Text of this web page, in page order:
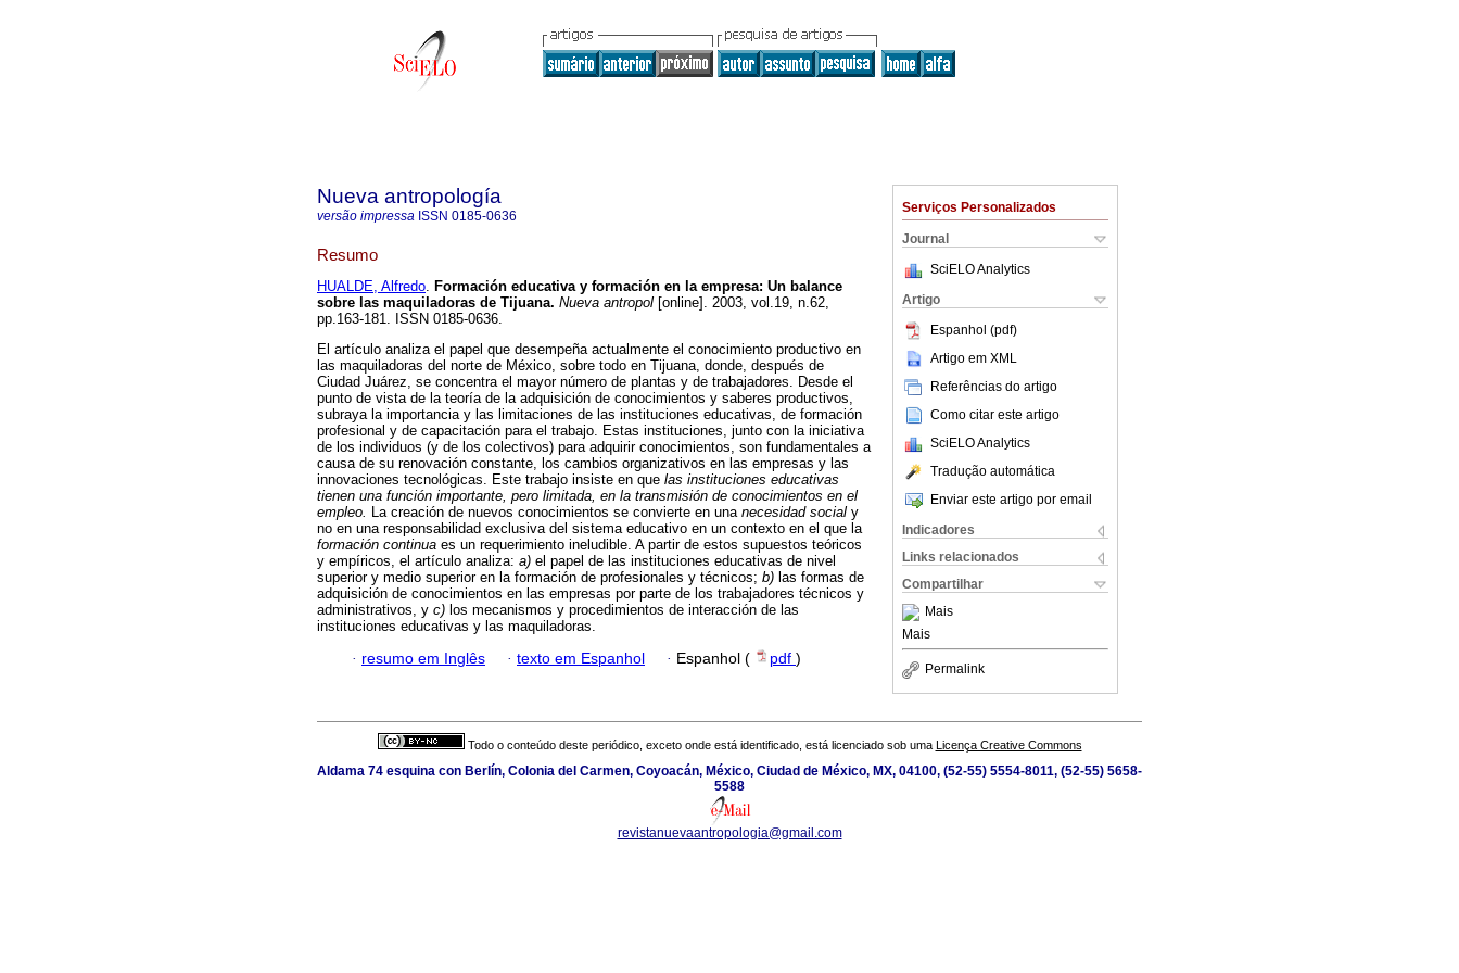
Serviços Personalizados
Journal
SciELO Analytics
Artigo
Espanhol (pdf)
Artigo em XML
Referências do artigo
Como citar este artigo
SciELO Analytics
Tradução automática
Enviar este artigo por email
Indicadores
Links relacionados
Compartilhar
Mais
Mais
Permalink
Nueva antropología
versão impressa ISSN 0185-0636
Resumo
HUALDE, Alfredo. Formación educativa y formación en la empresa: Un balance
sobre las maquiladoras de Tijuana. Nueva antropol [online]. 2003, vol.19, n.62,
pp.163-181. ISSN 0185-0636.
El artículo analiza el papel que desempeña actualmente el conocimiento productivo en
las maquiladoras del norte de México, sobre todo en Tijuana, donde, después de
Ciudad Juárez, se concentra el mayor número de plantas y de trabajadores. Desde el
punto de vista de la teoría de la adquisición de conocimientos y saberes productivos,
subraya la importancia y las limitaciones de las instituciones educativas, de formación
profesional y de capacitación para el trabajo. Estas instituciones, junto con la iniciativa
de los individuos (y de los colectivos) para adquirir conocimientos, son fundamentales a
causa de su renovación constante, los cambios organizativos en las empresas y las
innovaciones tecnológicas. Este trabajo insiste en que las instituciones educativas
tienen una función importante, pero limitada, en la transmisión de conocimientos en el
empleo. La creación de nuevos conocimientos se convierte en una necesidad social y
no en una responsabilidad exclusiva del sistema educativo en un contexto en el que la
formación continua es un requerimiento ineludible. A partir de estos supuestos teóricos
y empíricos, el artículo analiza: a) el papel de las instituciones educativas de nivel
superior y medio superior en la formación de profesionales y técnicos; b) las formas de
adquisición de conocimientos en las empresas por parte de los trabajadores técnicos y
administrativos, y c) los mecanismos y procedimientos de interacción de las
instituciones educativas y las maquiladoras.
· resumo em Inglês · texto em Espanhol · Espanhol ( pdf )
Todo o conteúdo deste periódico, exceto onde está identificado, está licenciado sob uma Licença Creative Commons
Aldama 74 esquina con Berlín, Colonia del Carmen, Coyoacán, México, Ciudad de México, MX, 04100, (52-55) 5554-8011, (52-55) 5658-
5588
revistanuevaantropologia@gmail.com